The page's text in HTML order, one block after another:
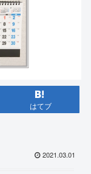
はてブ
2021.03.01